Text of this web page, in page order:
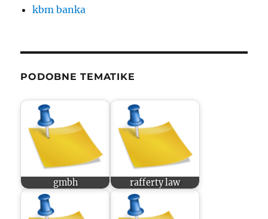
kbm banka
PODOBNE TEMATIKE
gmbh rafferty law